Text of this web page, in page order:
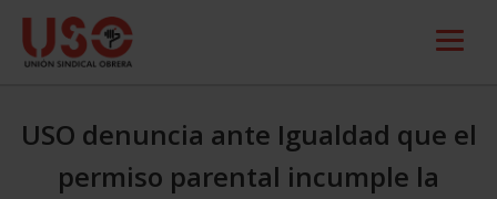
USO denuncia ante Igualdad que el
permiso parental incumple la